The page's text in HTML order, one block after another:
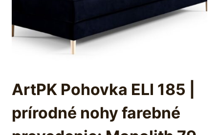
ArtPK Pohovka ELI 185 |
prírodné nohy farebné